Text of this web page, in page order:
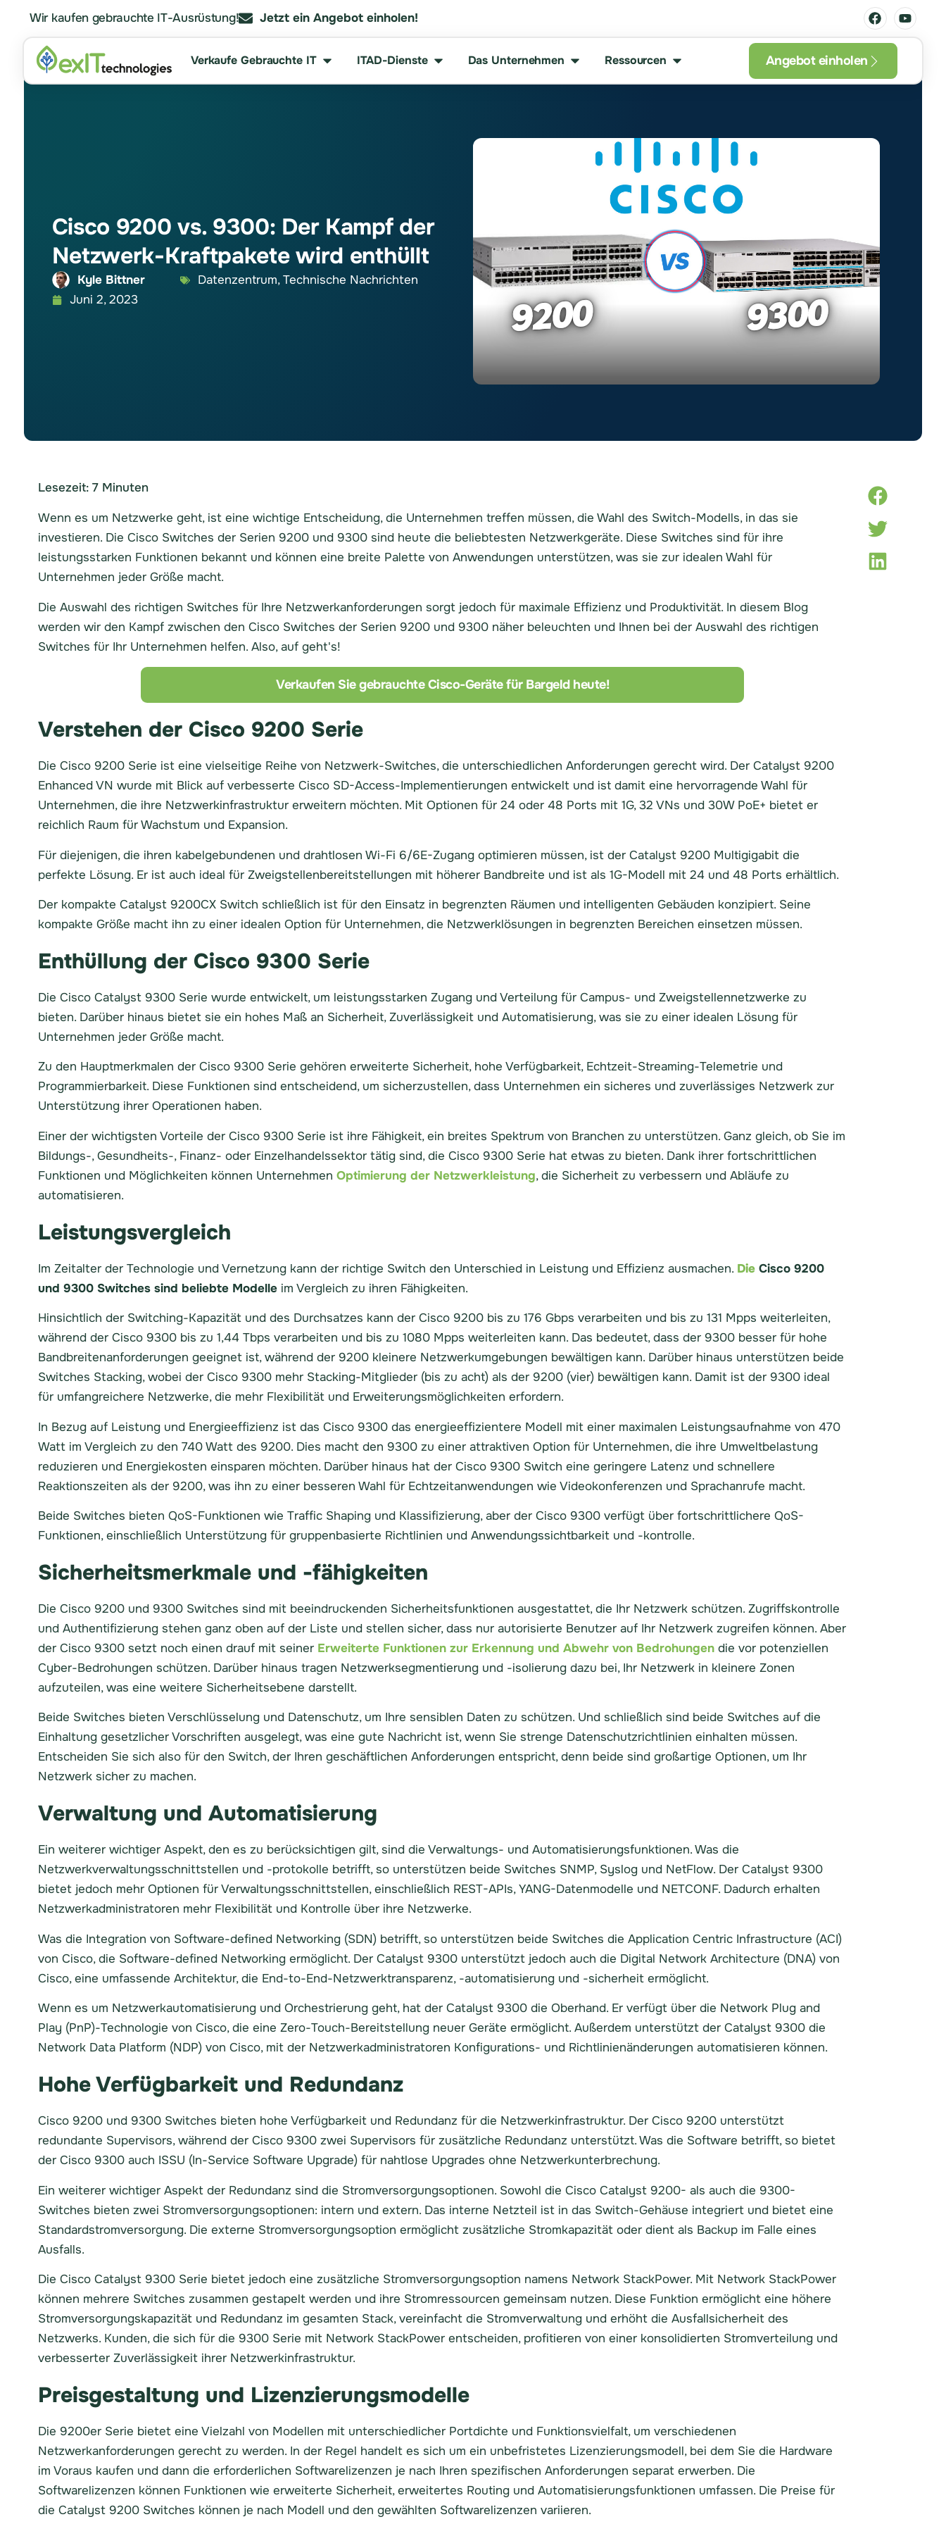
Wir kaufen gebrauchte IT-Ausrüstung! Jetzt ein Angebot einholen!
Verkaufe Gebrauchte IT ITAD-Dienste Das Unternehmen Ressourcen Angebot einholen
Cisco 9200 vs. 9300: Der Kampf der
Netzwerk-Kraftpakete wird enthüllt
Kyle Bittner Datenzentrum,Technische Nachrichten
Juni 2, 2023
Lesezeit: 7 Minuten
Wenn es um Netzwerke geht, ist eine wichtige Entscheidung, die Unternehmen treffen müssen, die Wahl des Switch-Modells, in das sie
investieren. Die Cisco Switches der Serien 9200 und 9300 sind heute die beliebtesten Netzwerkgeräte. Diese Switches sind für ihre
leistungsstarken Funktionen bekannt und können eine breite Palette von Anwendungen unterstützen, was sie zur idealen Wahl für
Unternehmen jeder Größe macht.
Die Auswahl des richtigen Switches für Ihre Netzwerkanforderungen sorgt jedoch für maximale Effizienz und Produktivität. In diesem Blog
werden wir den Kampf zwischen den Cisco Switches der Serien 9200 und 9300 näher beleuchten und Ihnen bei der Auswahl des richtigen
Switches für Ihr Unternehmen helfen. Also, auf geht's!
Verkaufen Sie gebrauchte Cisco-Geräte für Bargeld heute!
Verstehen der Cisco 9200 Serie
Die Cisco 9200 Serie ist eine vielseitige Reihe von Netzwerk-Switches, die unterschiedlichen Anforderungen gerecht wird. Der Catalyst 9200
Enhanced VN wurde mit Blick auf verbesserte Cisco SD-Access-Implementierungen entwickelt und ist damit eine hervorragende Wahl für
Unternehmen, die ihre Netzwerkinfrastruktur erweitern möchten. Mit Optionen für 24 oder 48 Ports mit 1G, 32 VNs und 30W PoE+ bietet er
reichlich Raum für Wachstum und Expansion.
Für diejenigen, die ihren kabelgebundenen und drahtlosen Wi-Fi 6/6E-Zugang optimieren müssen, ist der Catalyst 9200 Multigigabit die
perfekte Lösung. Er ist auch ideal für Zweigstellenbereitstellungen mit höherer Bandbreite und ist als 1G-Modell mit 24 und 48 Ports erhältlich.
Der kompakte Catalyst 9200CX Switch schließlich ist für den Einsatz in begrenzten Räumen und intelligenten Gebäuden konzipiert. Seine
kompakte Größe macht ihn zu einer idealen Option für Unternehmen, die Netzwerklösungen in begrenzten Bereichen einsetzen müssen.
Enthüllung der Cisco 9300 Serie
Die Cisco Catalyst 9300 Serie wurde entwickelt, um leistungsstarken Zugang und Verteilung für Campus- und Zweigstellennetzwerke zu
bieten. Darüber hinaus bietet sie ein hohes Maß an Sicherheit, Zuverlässigkeit und Automatisierung, was sie zu einer idealen Lösung für
Unternehmen jeder Größe macht.
Zu den Hauptmerkmalen der Cisco 9300 Serie gehören erweiterte Sicherheit, hohe Verfügbarkeit, Echtzeit-Streaming-Telemetrie und
Programmierbarkeit. Diese Funktionen sind entscheidend, um sicherzustellen, dass Unternehmen ein sicheres und zuverlässiges Netzwerk zur
Unterstützung ihrer Operationen haben.
Einer der wichtigsten Vorteile der Cisco 9300 Serie ist ihre Fähigkeit, ein breites Spektrum von Branchen zu unterstützen. Ganz gleich, ob Sie im
Bildungs-, Gesundheits-, Finanz- oder Einzelhandelssektor tätig sind, die Cisco 9300 Serie hat etwas zu bieten. Dank ihrer fortschrittlichen
Funktionen und Möglichkeiten können Unternehmen Optimierung der Netzwerkleistung, die Sicherheit zu verbessern und Abläufe zu
automatisieren.
Leistungsvergleich
Im Zeitalter der Technologie und Vernetzung kann der richtige Switch den Unterschied in Leistung und Effizienz ausmachen. DieCisco 9200
und 9300 Switches sind beliebte Modelleim Vergleich zu ihren Fähigkeiten.
Hinsichtlich der Switching-Kapazität und des Durchsatzes kann der Cisco 9200 bis zu 176 Gbps verarbeiten und bis zu 131 Mpps weiterleiten,
während der Cisco 9300 bis zu 1,44 Tbps verarbeiten und bis zu 1080 Mpps weiterleiten kann. Das bedeutet, dass der 9300 besser für hohe
Bandbreitenanforderungen geeignet ist, während der 9200 kleinere Netzwerkumgebungen bewältigen kann. Darüber hinaus unterstützen beide
Switches Stacking, wobei der Cisco 9300 mehr Stacking-Mitglieder (bis zu acht) als der 9200 (vier) bewältigen kann. Damit ist der 9300 ideal
für umfangreichere Netzwerke, die mehr Flexibilität und Erweiterungsmöglichkeiten erfordern.
In Bezug auf Leistung und Energieeffizienz ist das Cisco 9300 das energieeffizientere Modell mit einer maximalen Leistungsaufnahme von 470
Watt im Vergleich zu den 740 Watt des 9200. Dies macht den 9300 zu einer attraktiven Option für Unternehmen, die ihre Umweltbelastung
reduzieren und Energiekosten einsparen möchten. Darüber hinaus hat der Cisco 9300 Switch eine geringere Latenz und schnellere
Reaktionszeiten als der 9200, was ihn zu einer besseren Wahl für Echtzeitanwendungen wie Videokonferenzen und Sprachanrufe macht.
Beide Switches bieten QoS-Funktionen wie Traffic Shaping und Klassifizierung, aber der Cisco 9300 verfügt über fortschrittlichere QoS-
Funktionen, einschließlich Unterstützung für gruppenbasierte Richtlinien und Anwendungssichtbarkeit und -kontrolle.
Sicherheitsmerkmale und -fähigkeiten
Die Cisco 9200 und 9300 Switches sind mit beeindruckenden Sicherheitsfunktionen ausgestattet, die Ihr Netzwerk schützen. Zugriffskontrolle
und Authentifizierung stehen ganz oben auf der Liste und stellen sicher, dass nur autorisierte Benutzer auf Ihr Netzwerk zugreifen können. Aber
der Cisco 9300 setzt noch einen drauf mit seiner Erweiterte Funktionen zur Erkennung und Abwehr von Bedrohungendie vor potenziellen
Cyber-Bedrohungen schützen. Darüber hinaus tragen Netzwerksegmentierung und -isolierung dazu bei, Ihr Netzwerk in kleinere Zonen
aufzuteilen, was eine weitere Sicherheitsebene darstellt.
Beide Switches bieten Verschlüsselung und Datenschutz, um Ihre sensiblen Daten zu schützen. Und schließlich sind beide Switches auf die
Einhaltung gesetzlicher Vorschriften ausgelegt, was eine gute Nachricht ist, wenn Sie strenge Datenschutzrichtlinien einhalten müssen.
Entscheiden Sie sich also für den Switch, der Ihren geschäftlichen Anforderungen entspricht, denn beide sind großartige Optionen, um Ihr
Netzwerk sicher zu machen.
Verwaltung und Automatisierung
Ein weiterer wichtiger Aspekt, den es zu berücksichtigen gilt, sind die Verwaltungs- und Automatisierungsfunktionen. Was die
Netzwerkverwaltungsschnittstellen und -protokolle betrifft, so unterstützen beide Switches SNMP, Syslog und NetFlow. Der Catalyst 9300
bietet jedoch mehr Optionen für Verwaltungsschnittstellen, einschließlich REST-APIs, YANG-Datenmodelle und NETCONF. Dadurch erhalten
Netzwerkadministratoren mehr Flexibilität und Kontrolle über ihre Netzwerke.
Was die Integration von Software-defined Networking (SDN) betrifft, so unterstützen beide Switches die Application Centric Infrastructure (ACI)
von Cisco, die Software-defined Networking ermöglicht. Der Catalyst 9300 unterstützt jedoch auch die Digital Network Architecture (DNA) von
Cisco, eine umfassende Architektur, die End-to-End-Netzwerktransparenz, -automatisierung und -sicherheit ermöglicht.
Wenn es um Netzwerkautomatisierung und Orchestrierung geht, hat der Catalyst 9300 die Oberhand. Er verfügt über die Network Plug and
Play (PnP)-Technologie von Cisco, die eine Zero-Touch-Bereitstellung neuer Geräte ermöglicht. Außerdem unterstützt der Catalyst 9300 die
Network Data Platform (NDP) von Cisco, mit der Netzwerkadministratoren Konfigurations- und Richtlinienänderungen automatisieren können.
Hohe Verfügbarkeit und Redundanz
Cisco 9200 und 9300 Switches bieten hohe Verfügbarkeit und Redundanz für die Netzwerkinfrastruktur. Der Cisco 9200 unterstützt
redundante Supervisors, während der Cisco 9300 zwei Supervisors für zusätzliche Redundanz unterstützt. Was die Software betrifft, so bietet
der Cisco 9300 auch ISSU (In-Service Software Upgrade) für nahtlose Upgrades ohne Netzwerkunterbrechung.
Ein weiterer wichtiger Aspekt der Redundanz sind die Stromversorgungsoptionen. Sowohl die Cisco Catalyst 9200- als auch die 9300-
Switches bieten zwei Stromversorgungsoptionen: intern und extern. Das interne Netzteil ist in das Switch-Gehäuse integriert und bietet eine
Standardstromversorgung. Die externe Stromversorgungsoption ermöglicht zusätzliche Stromkapazität oder dient als Backup im Falle eines
Ausfalls.
Die Cisco Catalyst 9300 Serie bietet jedoch eine zusätzliche Stromversorgungsoption namens Network StackPower. Mit Network StackPower
können mehrere Switches zusammen gestapelt werden und ihre Stromressourcen gemeinsam nutzen. Diese Funktion ermöglicht eine höhere
Stromversorgungskapazität und Redundanz im gesamten Stack, vereinfacht die Stromverwaltung und erhöht die Ausfallsicherheit des
Netzwerks. Kunden, die sich für die 9300 Serie mit Network StackPower entscheiden, profitieren von einer konsolidierten Stromverteilung und
verbesserter Zuverlässigkeit ihrer Netzwerkinfrastruktur.
Preisgestaltung und Lizenzierungsmodelle
Die 9200er Serie bietet eine Vielzahl von Modellen mit unterschiedlicher Portdichte und Funktionsvielfalt, um verschiedenen
Netzwerkanforderungen gerecht zu werden. In der Regel handelt es sich um ein unbefristetes Lizenzierungsmodell, bei dem Sie die Hardware
im Voraus kaufen und dann die erforderlichen Softwarelizenzen je nach Ihren spezifischen Anforderungen separat erwerben. Die
Softwarelizenzen können Funktionen wie erweiterte Sicherheit, erweitertes Routing und Automatisierungsfunktionen umfassen. Die Preise für
die Catalyst 9200 Switches können je nach Modell und den gewählten Softwarelizenzen variieren.